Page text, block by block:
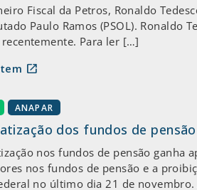
Fiscal da Petros, Ronaldo
Paulo Ramos (PSOL). Ronaldo
Para ler […]
open_in_new
ANAPAR
dos fundos de pensão
nos fundos de pensão ganha
nos fundos de pensão e a
no último dia 21 de